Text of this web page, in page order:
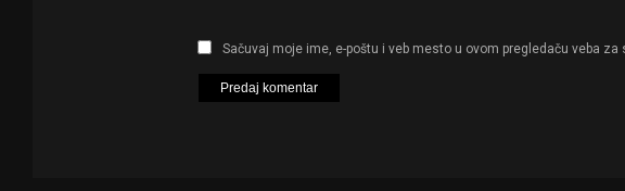
Sačuvaj moje ime, e-poštu i veb mesto u ovom pregledaču veba za